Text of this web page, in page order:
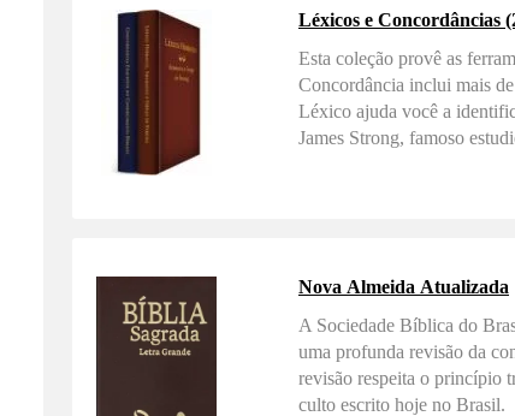
Léxicos e Concordâncias
Esta coleção provê as
Concordância inclui mais
Léxico ajuda você a
James Strong, famoso
Nova Almeida Atualizada
A Sociedade Bíblica do
uma profunda revisão da
revisão respeita o princípio
culto escrito hoje no Brasil.